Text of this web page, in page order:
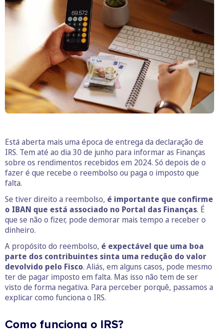
Está aberta mais uma época de entrega da declaração de
IRS. Tem até ao dia 30 de junho para informar as Finanças
sobre os rendimentos recebidos em 2024. Só depois de o
fazer é que recebe o reembolso ou paga o imposto que
falta.
Se tiver direito a reembolso, é importante que confirme
o IBAN que está associado no Portal das Finanças. É
que se não o fizer, pode demorar mais tempo a receber o
dinheiro.
A propósito do reembolso, é expectável que uma boa
parte dos contribuintes sinta uma redução do valor
devolvido pelo Fisco. Aliás, em alguns casos, pode mesmo
ter de pagar imposto em falta. Mas isso não tem de ser
visto de forma negativa. Para perceber porquê, passamos a
explicar como funciona o IRS.
Como funciona o IRS?